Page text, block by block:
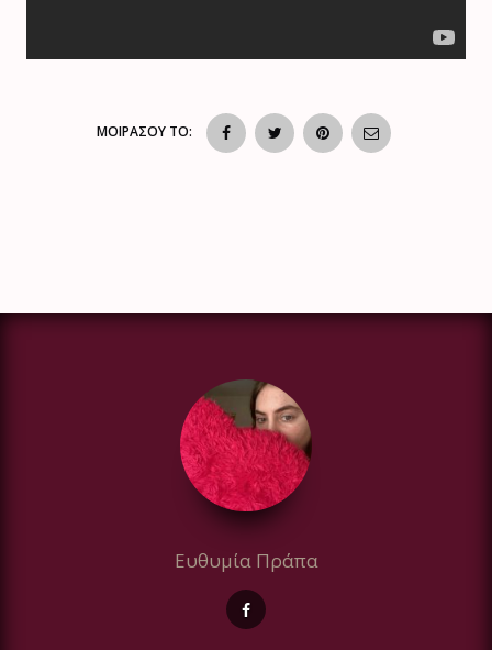
ΜΟΙΡΑΣΟΥ ΤΟ:
Ευθυμία Πράπα